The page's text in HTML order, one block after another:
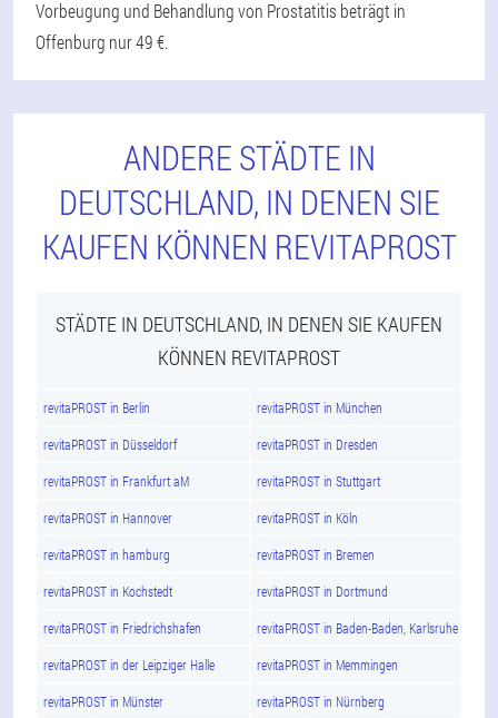
Vorbeugung und Behandlung von Prostatitis beträgt in
Offenburg nur 49 €.
ANDERE STÄDTE IN
DEUTSCHLAND, IN DENEN SIE
KAUFEN KÖNNEN REVITAPROST
STÄDTE IN DEUTSCHLAND, IN DENEN SIE KAUFEN
KÖNNEN REVITAPROST
revitaPROST in Berlin revitaPROST in München
revitaPROST in Düsseldorf revitaPROST in Dresden
revitaPROST in Frankfurt aM revitaPROST in Stuttgart
revitaPROST in Hannover revitaPROST in Köln
revitaPROST in hamburg revitaPROST in Bremen
revitaPROST in Kochstedt revitaPROST in Dortmund
revitaPROST in Friedrichshafen revitaPROST in Baden-Baden, Karlsruhe
revitaPROST in der Leipziger Halle revitaPROST in Memmingen
revitaPROST in Münster revitaPROST in Nürnberg